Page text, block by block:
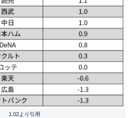
1.02より引用